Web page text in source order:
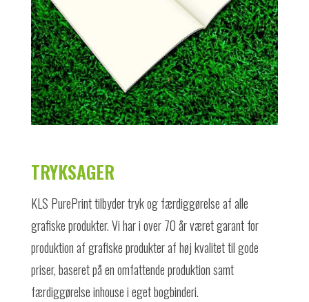
TRYKSAGER
KLS PurePrint tilbyder tryk og færdiggørelse af alle
grafiske produkter. Vi har i over 70 år været garant for
produktion af grafiske produkter af høj kvalitet til gode
priser, baseret på en omfattende produktion samt
færdiggørelse inhouse i eget bogbinderi.